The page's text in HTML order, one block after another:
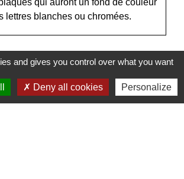
lettres blanches ou chromées.
and gives you control over what you want
Deny all cookies Personalize